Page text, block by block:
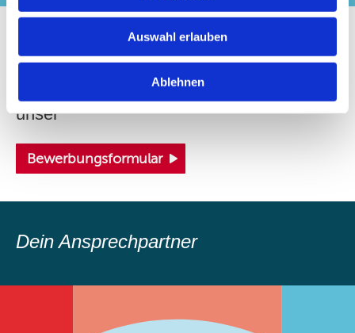
Auswahl erlauben
Ablehnen
Interessiert?
Dann bewirb Dich direkt online über
unser
Bewerbungsformular
Dein Ansprechpartner